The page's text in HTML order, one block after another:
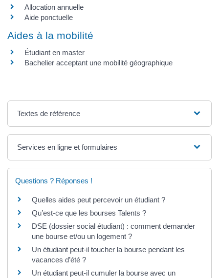
Allocation annuelle
Aide ponctuelle
Aides à la mobilité
Étudiant en master
Bachelier acceptant une mobilité géographique
Textes de référence
Services en ligne et formulaires
Questions ? Réponses !
Quelles aides peut percevoir un étudiant ?
Qu’est-ce que les bourses Talents ?
DSE (dossier social étudiant) : comment demander
une bourse et/ou un logement ?
Un étudiant peut-il toucher la bourse pendant les
vacances d’été ?
Un étudiant peut-il cumuler la bourse avec un